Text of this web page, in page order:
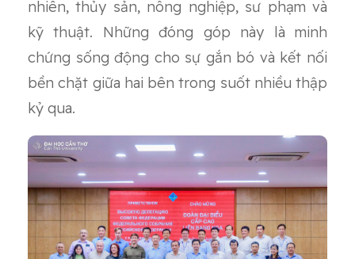
nhiên, thủy sản, nông nghiệp, sư phạm và
kỹ thuật. Những đóng góp này là minh
chứng sống động cho sự gắn bó và kết nối
bền chặt giữa hai bên trong suốt nhiều thập
kỷ qua.